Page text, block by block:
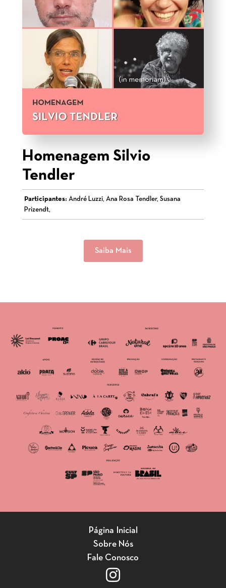
Homenagem Silvio
Tendler
Participantes: André Luzzi, Ana Rosa Tendler, Susana
Prizendt,
Saiba Mais
Página Inicial
Sobre Nós
Fale Conosco